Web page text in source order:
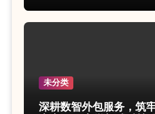
未分类
深耕数智外包服务，筑